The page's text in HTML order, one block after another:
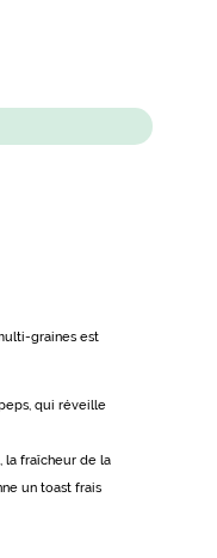
graines est
qui réveille
la fraîcheur de la
un toast frais